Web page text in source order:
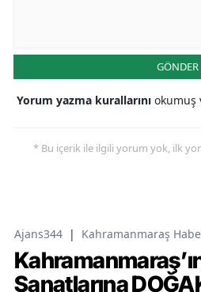
GÖNDER
Yorum yazma kurallarını okumuş
* Bu içerik ile ilgili yorum yok, ilk
Ajans344 | Kahramanmaraş
Sanatlarına